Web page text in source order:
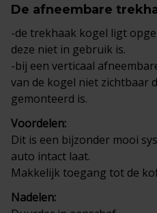
De afneembare
-de trekhaak kogel ligt
deze niet in gebruik is.
-bij een verticaal
van de kogel niet zichtbaar
gemonteerd is.
Voordelen:
Dit is een bijzonder mooi
auto intact laat.
Makkelijk toegang tot de
Nadelen: